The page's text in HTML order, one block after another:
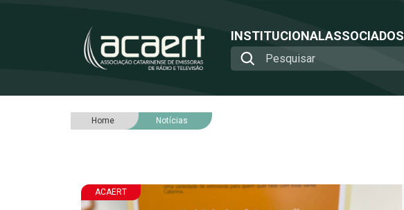
INSTITUCIONALASSOCIADOS
Home Notícias
ACAERT